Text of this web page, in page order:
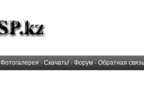
Фотогалерея · Скачать! · Форум · Обратная связь